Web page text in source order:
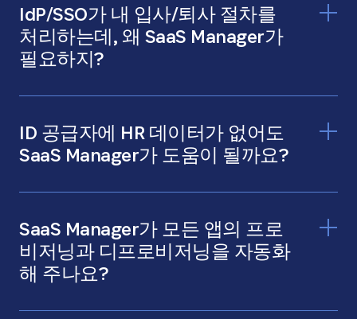
IdP/SSO가 내 입사/퇴사 절차를
처리하는데, 왜 SaaS Manager가
필요하지?
ID 공급자에 HR 데이터가 없어도
SaaS Manager가 도움이 될까요?
SaaS Manager가 모든 앱의 프로
비저닝과 디프로비저닝을 자동화
해 주나요?